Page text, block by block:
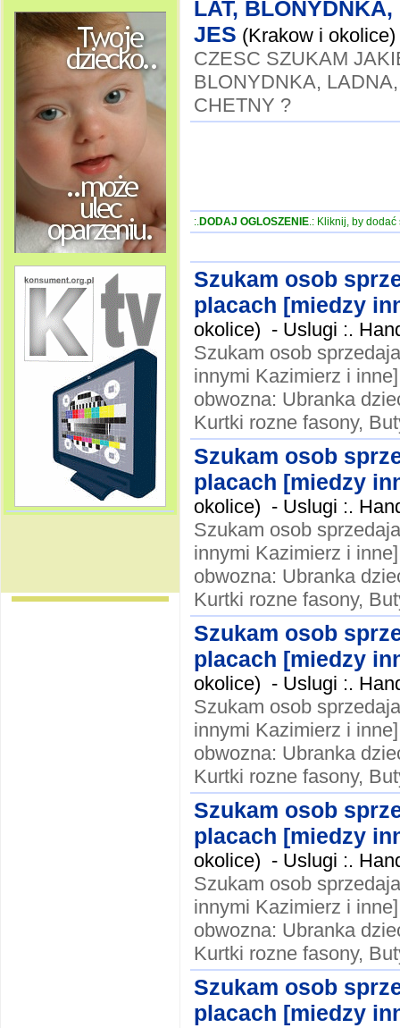
LAT,
JES (Krakow i
CZESC SZUKAM
BLONYDNKA,
CHETNY ?
:.DODAJ OGLOSZENIE.: Kliknij, by dodać
Szukam osob
placach [miedzy
okolice) - Uslugi :.
Szukam osob
innymi Kazimierz i
obwozna: Ubranka
Kurtki rozne fasony,
Szukam osob
placach [miedzy
okolice) - Uslugi :.
Szukam osob
innymi Kazimierz i
obwozna: Ubranka
Kurtki rozne fasony,
Szukam osob
placach [miedzy
okolice) - Uslugi :.
Szukam osob
innymi Kazimierz i
obwozna: Ubranka
Kurtki rozne fasony,
Szukam osob
placach [miedzy
okolice) - Uslugi :.
Szukam osob
innymi Kazimierz i
obwozna: Ubranka
Kurtki rozne fasony,
Szukam osob
placach [miedzy